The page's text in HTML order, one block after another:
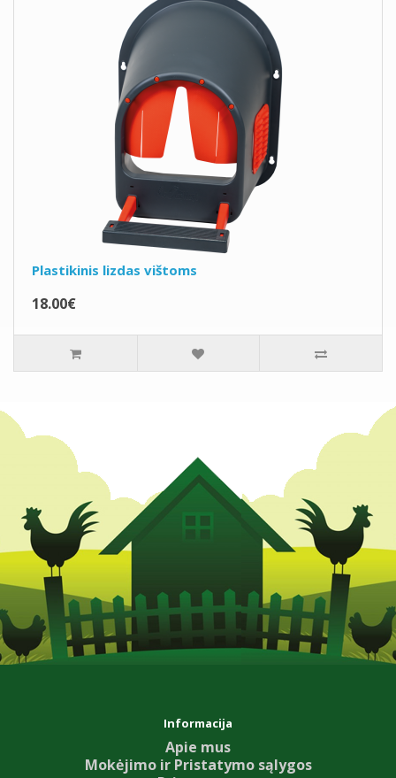
Plastikinis lizdas vištoms
18.00€
Informacija
Apie mus
Mokėjimo ir Pristatymo sąlygos